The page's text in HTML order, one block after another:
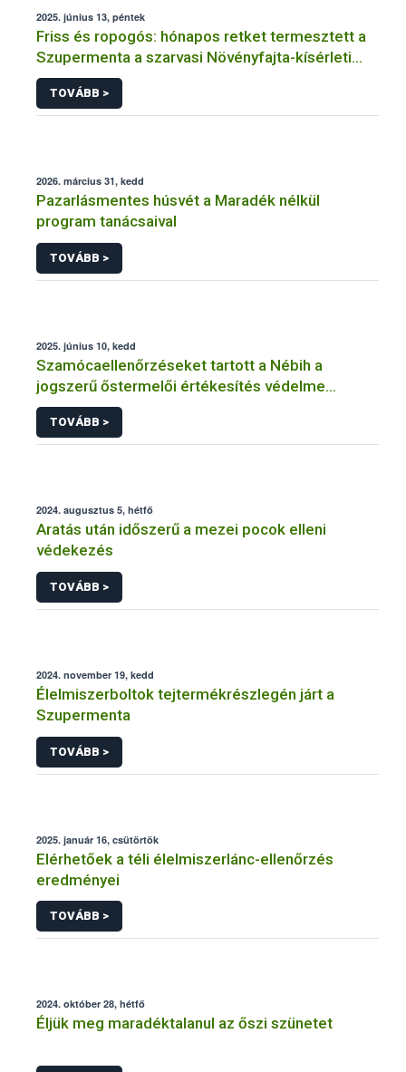
2025. június 13, péntek
Friss és ropogós: hónapos retket termesztett a
Szupermenta a szarvasi Növényfajta-kísérleti
Állomáson
TOVÁBB >
2026. március 31, kedd
Pazarlásmentes húsvét a Maradék nélkül
program tanácsaival
TOVÁBB >
2025. június 10, kedd
Szamócaellenőrzéseket tartott a Nébih a
jogszerű őstermelői értékesítés védelme
érdekében
TOVÁBB >
2024. augusztus 5, hétfő
Aratás után időszerű a mezei pocok elleni
védekezés
TOVÁBB >
2024. november 19, kedd
Élelmiszerboltok tejtermékrészlegén járt a
Szupermenta
TOVÁBB >
2025. január 16, csütörtök
Elérhetőek a téli élelmiszerlánc-ellenőrzés
eredményei
TOVÁBB >
2024. október 28, hétfő
Éljük meg maradéktalanul az őszi szünetet